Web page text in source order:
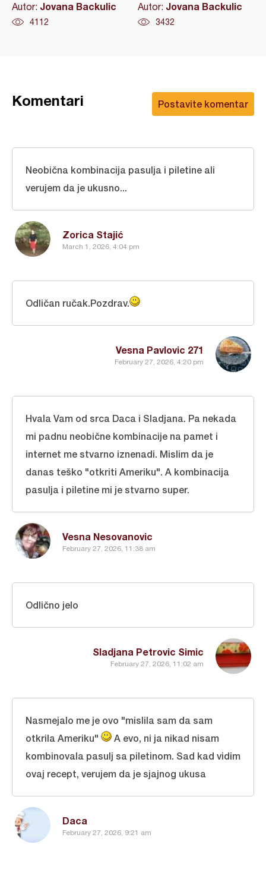
Autor: Jovana Backulic
4112
Autor: Jovana Backulic
3432
Postavite komentar
Komentari
Zorica Stajić
March 1, 2026, 4:04 pm
Neobična kombinacija pasulja i piletine ali
verujem da je ukusno...
Vesna Pavlovic 271
February 27, 2026, 4:20 pm
Odličan ručak.Pozdrav.
Vesna Nesovanovic
February 27, 2026, 11:38 am
Hvala Vam od srca Daca i Sladjana. Pa nekada
mi padnu neobične kombinacije na pamet i
internet me stvarno iznenadi. Mislim da je
danas teško "otkriti Ameriku". A kombinacija
pasulja i piletine mi je stvarno super.
Sladjana Petrovic Simic
February 27, 2026, 11:02 am
Odlično jelo
Daca
February 27, 2026, 9:21 am
Nasmejalo me je ovo "mislila sam da sam
otkrila Ameriku"
A evo, ni ja nikad nisam
kombinovala pasulj sa piletinom. Sad kad vidim
ovaj recept, verujem da je sjajnog ukusa